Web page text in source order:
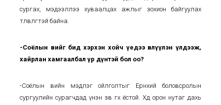
сургах, мэдээллээ хуваалцах ажлыг зохион байгуулах
төлөвлөгөөтэй байна.
-Соёлын өвийг бид хэрхэн хойч үедээ өвлүүлэн үлдээж,
хайрлан хамгаалбал үр дүнтэй бол оо?
-Соёлын өвийн мэдлэг ойлголтыг Ерөнхий боловсролын
сургуулийн сурагчдад үнэн зөв өгөх ёстой. Хөдөө орон нутаг дахь